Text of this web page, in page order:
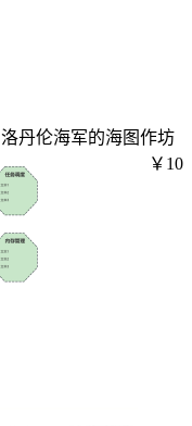
洛丹伦海军的海图作坊
￥10